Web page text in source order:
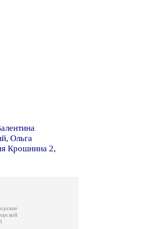
, Ольга
Крошнина 2,